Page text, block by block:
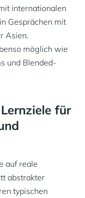
internationalen
Gesprächen mit
Asien.
möglich wie
und Blended-
für
auf reale
abstrakter
typischen